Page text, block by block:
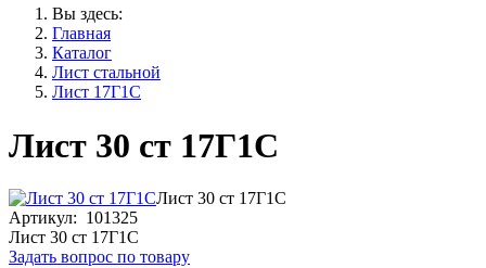
Вы здесь:
Главная
Каталог
Лист стальной
Лист 17Г1С
Лист 30 ст 17Г1С
Лист 30 ст 17Г1С
Артикул: 101325
Лист 30 ст 17Г1С
Задать вопрос по товару